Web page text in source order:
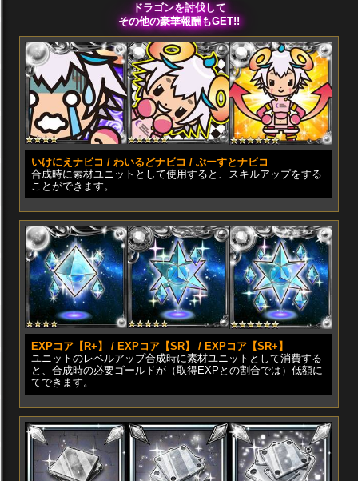
ドラゴンを討伐して
その他の豪華報酬もGET!!
いけにえナビコ / わいるどナビコ / ぶーすとナビコ
合成時に素材ユニットとして使用すると、スキルアップをする
ことができます。
EXPコア【R+】 / EXPコア【SR】 / EXPコア【SR+】
ユニットのレベルアップ合成時に素材ユニットとして消費する
と、合成時の必要ゴールドが（取得EXPとの割合では）低額に
てできます。